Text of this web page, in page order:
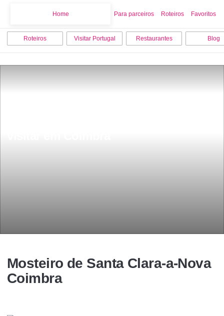
Home Para parceiros Roteiros Favoritos
Roteiros Visitar Portugal Restaurantes Blog
Mosteiro de Santa Clara-a-Nova
Coimbra